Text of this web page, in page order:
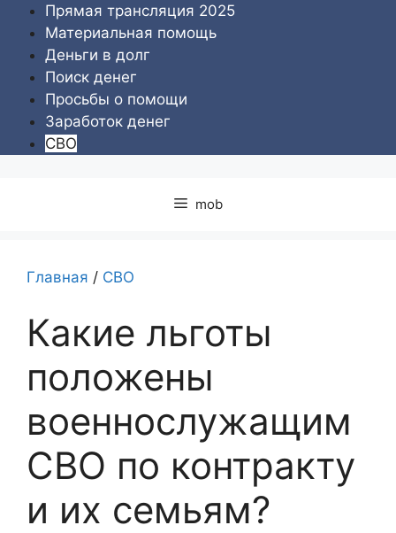
Перейти
содержимому
Прямая трансляция 2025
Материальная помощь
Деньги в долг
Поиск денег
Просьбы о помощи
Заработок денег
СВО
mob
Главная / СВО
Какие льготы
положены
военнослужащим
СВО по контракту
и их семьям?